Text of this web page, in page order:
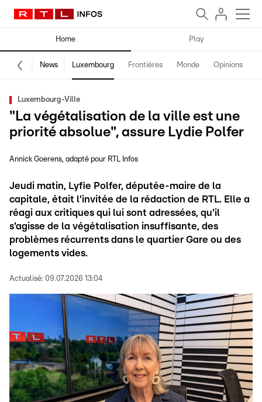
Home Play
News Luxembourg Frontières Monde Opinions
Luxembourg-Ville
"La végétalisation de la ville est une
priorité absolue", assure Lydie Polfer
Annick Goerens adapté pour RTL Infos
Jeudi matin, Lyfie Polfer, députée-maire de la
capitale, était l'invitée de la rédaction de RTL. Elle a
réagi aux critiques qui lui sont adressées, qu'il
s'agisse de la végétalisation insuffisante, des
problèmes récurrents dans le quartier Gare ou des
logements vides.
Actualisé: 09.07.2026 13:04